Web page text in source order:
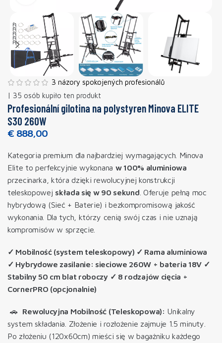
3 názory spokojených profesionálů
| 35 osób kupiło ten produkt
Profesionální gilotina na polystyren Minova ELITE
S30 260W
€ 888,00
Kategoria premium dla najbardziej wymagających. Minova
Elite to perfekcyjnie wykonana w 100% aluminiowa
przecinarka, która dzięki rewolucyjnej konstrukcji
teleskopowej składa się w 90 sekund . Oferuje pełną moc
hybrydową (Sieć + Baterie) i bezkompromisową jakość
wykonania. Dla tych, którzy cenią swój czas i nie uznają
kompromisów w sprzęcie.
✓ Mobilność (system teleskopowy) ✓ Rama aluminiowa
✓ Hybrydowe zasilanie: sieciowe 260W + bateria 18V ✓
Stabilny 50 cm blat roboczy ✓ 8 rodzajów cięcia +
CornerPRO (opcjonalnie)
🚗 Rewolucyjna Mobilność (Teleskopowa): Unikalny
system składania. Złożenie i rozłożenie zajmuje 1.5 minuty.
Po złożeniu (120x60cm) mieści się w bagażniku każdego